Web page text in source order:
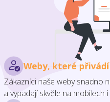
Weby, které
Zákazníci naše weby snadno
a vypadají skvěle na mobilech